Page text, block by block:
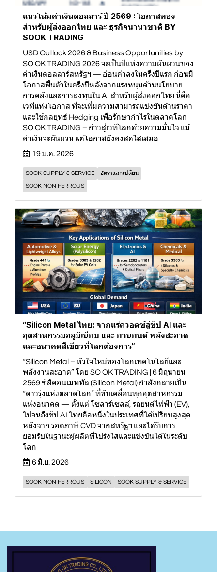
แนวโน้มค่าเงินดอลลาร์ ปี 2569 : โอกาสทอง
สำหรับผู้ส่งออกไทย และ ธุรกิจนานาชาติ BY
SOOK TRADING
USD Outlook 2026 & Business Opportunities by
SO OK TRADING 2026 จะเป็นปีแห่งความผันผวนของ
ค่าเงินดอลลาร์สหรัฐฯ — อ่อนค่าลงในครึ่งปีแรก ก่อนมี
โอกาสฟื้นตัวในครึ่งปีหลังจากแรงหนุนด้านนโยบาย
การคลังและการลงทุนใน AI สำหรับผู้ส่งออกไทย นี่คือ
เวทีแห่งโอกาส ที่จะเพิ่มความสามารถแข่งขันด้านราคา
และใช้กลยุทธ์ Hedging เพื่อรักษากำไรในตลาดโลก
SO OK TRADING – ก้าวสู่เวทีโลกด้วยความมั่นใจ แม้
ค่าเงินจะผันผวน แต่โอกาสยังคงสดใสเสมอ
19 ม.ค. 2026
SOOK SUPPLY & SERVICE
อัตราแลกเปลี่ยน
SOOK NON FERROUS
“Silicon Metal ไทย: จากแร่ควอตซ์สู่ชิป AI และ
อุตสาหกรรมอลูมิเนียม และ ยานยนต์ พลังสะอาด
และอนาคตสีเขียวที่โลกต้องการ”
“Silicon Metal – หัวใจใหม่ของโลกเทคโนโลยีและ
พลังงานสะอาด” โดย SO OK TRADING | 6 มิถุนายน
2569 ซิลิคอนเมททัล (Silicon Metal) กำลังกลายเป็น
“ดาวรุ่งแห่งตลาดโลก” ที่ขับเคลื่อนทุกอุตสาหกรรม
แห่งอนาคต — ตั้งแต่ โซลาร์เซลล์, รถยนต์ไฟฟ้า (EV),
ไปจนถึงชิป AI ไทยคือหนึ่งในประเทศที่ได้เปรียบสูงสุด
หลังจาก รอดภาษี CVD จากสหรัฐฯ และได้รับการ
ยอมรับในฐานะผู้ผลิตที่โปร่งใสและแข่งขันได้ในระดับ
โลก
6 มิ.ย. 2026
SOOK NON FERROUS SILICON SOOK SUPPLY & SERVICE